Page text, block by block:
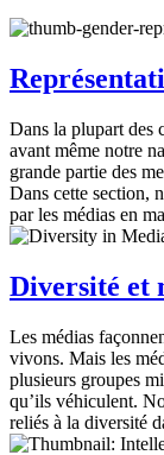
Dans la plupart des
avant même notre
grande partie des
Dans cette section,
par les médias en
Diversité et
Les médias
vivons. Mais les
plusieurs groupes
qu’ils véhiculent.
reliés à la diversité